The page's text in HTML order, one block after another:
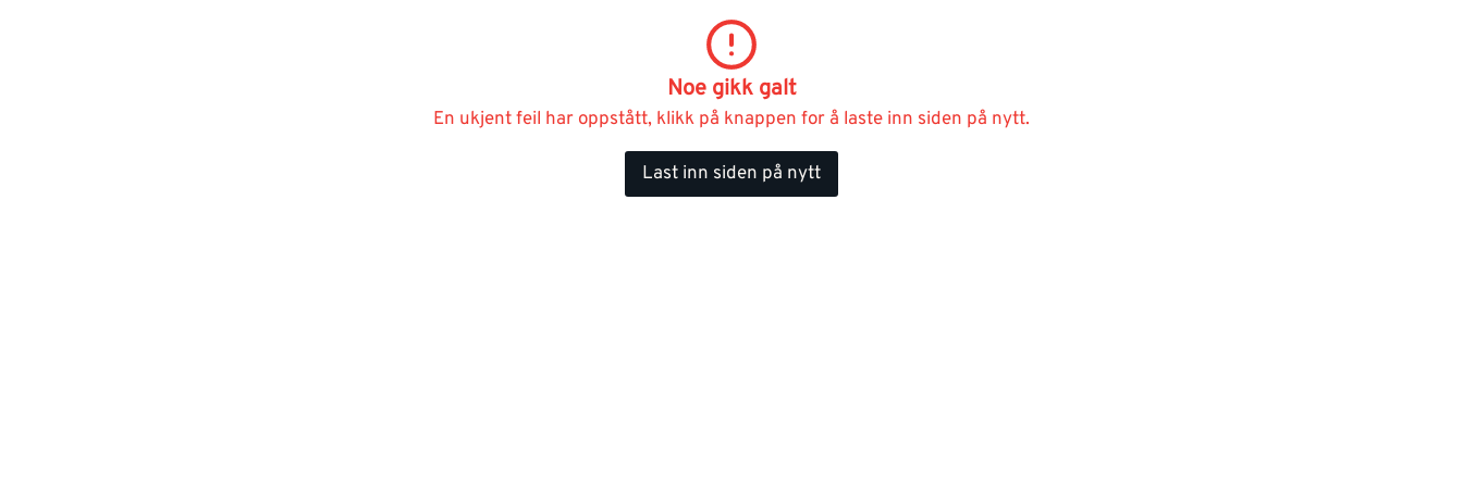
Noe gikk galt
En ukjent feil har oppstått, klikk på knappen for å laste inn siden på nytt.
Last inn siden på nytt